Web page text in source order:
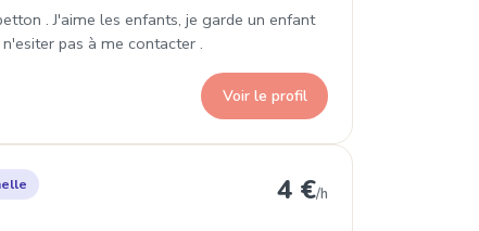
. J'aime les enfants, je garde un enfant
pas à me contacter .
Voir le profil
4 €/h